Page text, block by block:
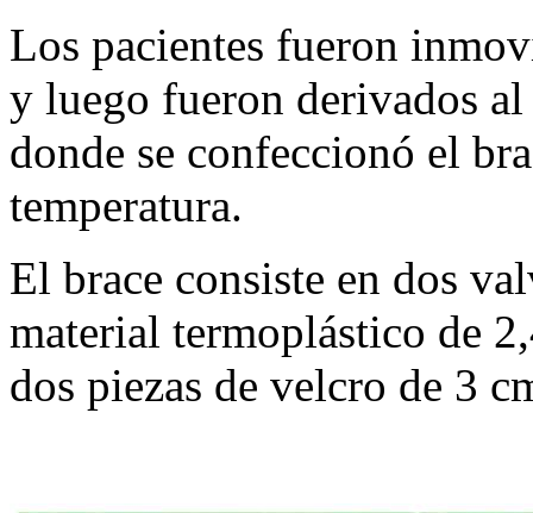
Los pacientes fueron
y luego fueron derivados
donde se confeccionó el
temperatura.
El brace consiste en dos
material termoplástico de
dos piezas de velcro de 3